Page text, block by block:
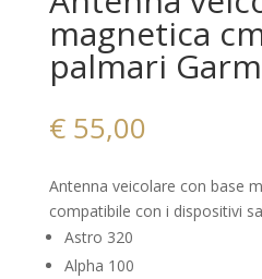
magnetica
palmari
€55,00
Antenna veicolare con base
compatibile con i dispositivi
Astro 320
Alpha 100